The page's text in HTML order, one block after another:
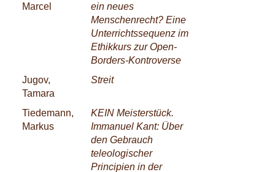
Marcel
ein neues
Menschenrecht? Eine
Unterrichtssequenz im
Ethikkurs zur Open-
Borders-Kontroverse
Jugov,
Tamara
Streit
Tiedemann,
Markus
KEIN Meisterstück.
Immanuel Kant: Über
den Gebrauch
teleologischer
Principien in der